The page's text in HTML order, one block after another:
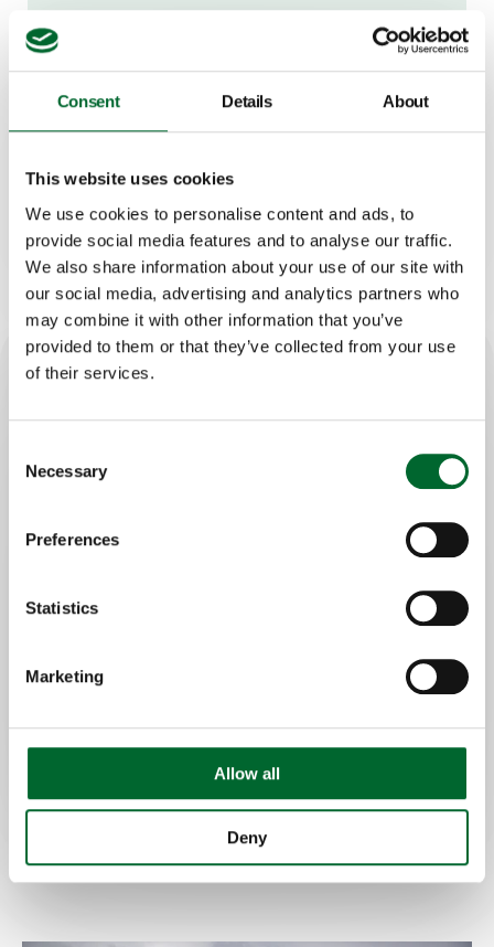
Consent Details About
This website uses cookies
We use cookies to personalise content and ads, to
provide social media features and to analyse our traffic.
We also share information about your use of our site with
our social media, advertising and analytics partners who
may combine it with other information that you’ve
provided to them or that they’ve collected from your use
of their services.
Selection
Necessary
Preferences
Statistics
Marketing
Allow all
Deny
Victor van Wagenberg
Portfolio Manager
Kontakt Victor
Belüftung erforderlich
optimalen Leistung der Vögel führt
Temperaturkontrolle